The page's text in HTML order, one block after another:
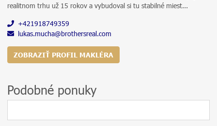
realitnom trhu už 15 rokov a vybudoval si tu stabilné miest...
+421918749359
lukas.mucha@brothersreal.com
ZOBRAZIŤ PROFIL MAKLÉRA
Podobné ponuky